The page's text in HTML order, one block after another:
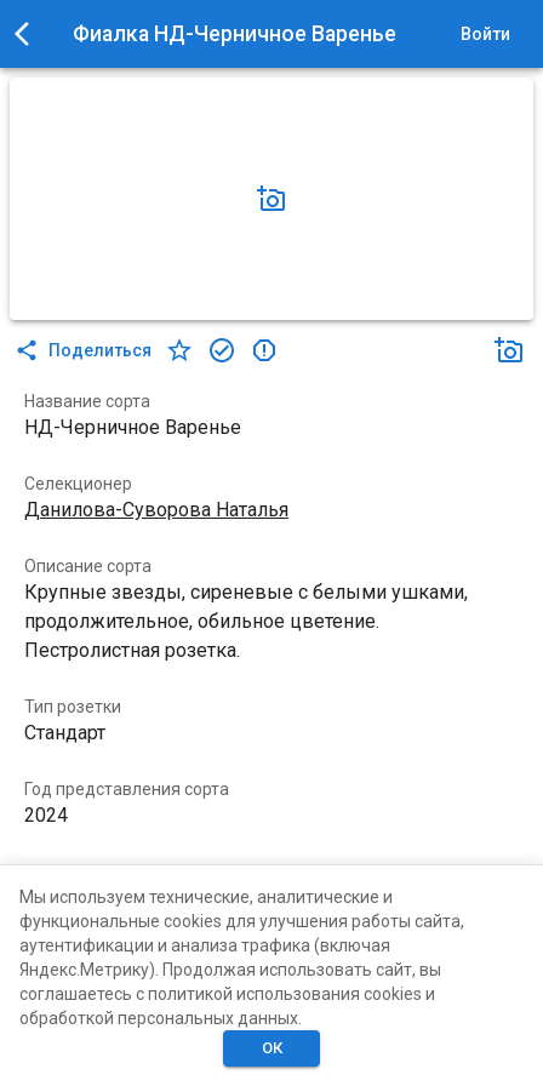
Фиалка НД-Черничное Варенье Войти
Поделиться
Название сорта
НД-Черничное Варенье
Селекционер
Данилова-Суворова Наталья
Описание сорта
Крупные звезды, сиреневые с белыми ушками,
продолжительное, обильное цветение.
Пестролистная розетка.
Тип розетки
Стандарт
Год представления сорта
2024
Хотелки
Мы используем технические, аналитические и
функциональные cookies для улучшения работы сайта,
аутентификации и анализа трафика (включая
Яндекс.Метрику). Продолжая использовать сайт, вы
соглашаетесь с политикой использования cookies и
обработкой персональных данных.
ОК